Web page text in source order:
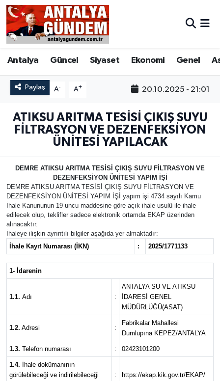
Antalya Güncel Siyaset Ekonomi Genel
Paylaş A- A+ 20.10.2025 - 21:01
ATIKSU ARITMA TESİSİ ÇIKIŞ SUYU
FİLTRASYON VE DEZENFEKSİYON
ÜNİTESİ YAPILACAK
DEMRE ATIKSU ARITMA TESİSİ ÇIKIŞ SUYU FİLTRASYON VE
DEZENFEKSİYON ÜNİTESİ YAPIM İŞİ
DEMRE ATIKSU ARITMA TESİSİ ÇIKIŞ SUYU FİLTRASYON VE
DEZENFEKSİYON ÜNİTESİ YAPIM İŞİ yapım işi 4734 sayılı Kamu
İhale Kanununun 19 uncu maddesine göre açık ihale usulü ile ihale
edilecek olup, teklifler sadece elektronik ortamda EKAP üzerinden
alınacaktır.
İhaleye ilişkin ayrıntılı bilgiler aşağıda yer almaktadır:
İhale Kayıt Numarası (İKN)
: 2025/1771133
1- İdarenin
1.1. Adı :
ANTALYA SU VE ATIKSU
İDARESİ GENEL
MÜDÜRLÜĞÜ(ASAT)
1.2. Adresi :
Fabrikalar Mahallesi
Dumlupına KEPEZ/ANTALYA
1.3. Telefon numarası : 02423101200
1.4.
İhale dokümanının
görülebileceği ve indirilebileceği
: https://ekap.kik.gov.tr/EKAP/
Antalya
Asayiş
Bilim & Teknoloji
Bölge
EĞİTİM
Genel
Görüntülü Haber
Güncel
Kültür & Sanat
Siyaset
Antalya Nöbetçi Eczaneler
Antalya Hava Durumu
Antalya Namaz Vakitleri
Antalya Trafik Yoğunluk Haritası
Süper Lig Puan Durumu ve Fikstür
Son Dakika Haberleri
Haber Arşivi